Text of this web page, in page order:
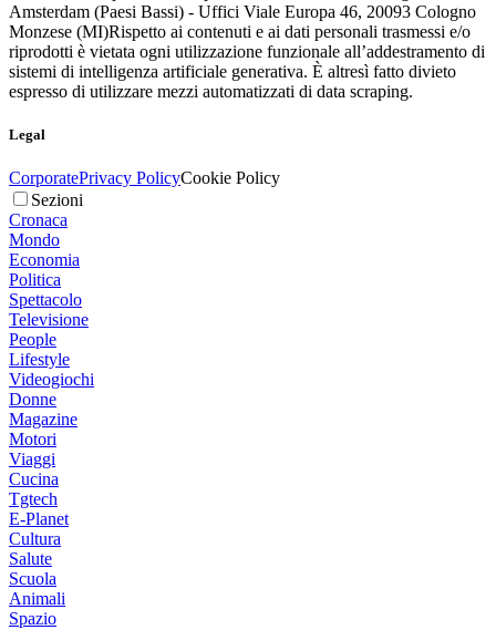
Amsterdam (Paesi Bassi) - Uffici Viale Europa 46, 20093 Cologno
Monzese (MI)Rispetto ai contenuti e ai dati personali trasmessi e/o
riprodotti è vietata ogni utilizzazione funzionale all’addestramento di
sistemi di intelligenza artificiale generativa. È altresì fatto divieto
espresso di utilizzare mezzi automatizzati di data scraping.
Legal
CorporatePrivacy PolicyCookie Policy
Sezioni
Cronaca
Mondo
Economia
Politica
Spettacolo
Televisione
People
Lifestyle
Videogiochi
Donne
Magazine
Motori
Viaggi
Cucina
Tgtech
E-Planet
Cultura
Salute
Scuola
Animali
Spazio